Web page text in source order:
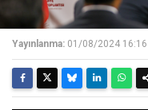
Yayınlanma: 01/08/2024 16:16